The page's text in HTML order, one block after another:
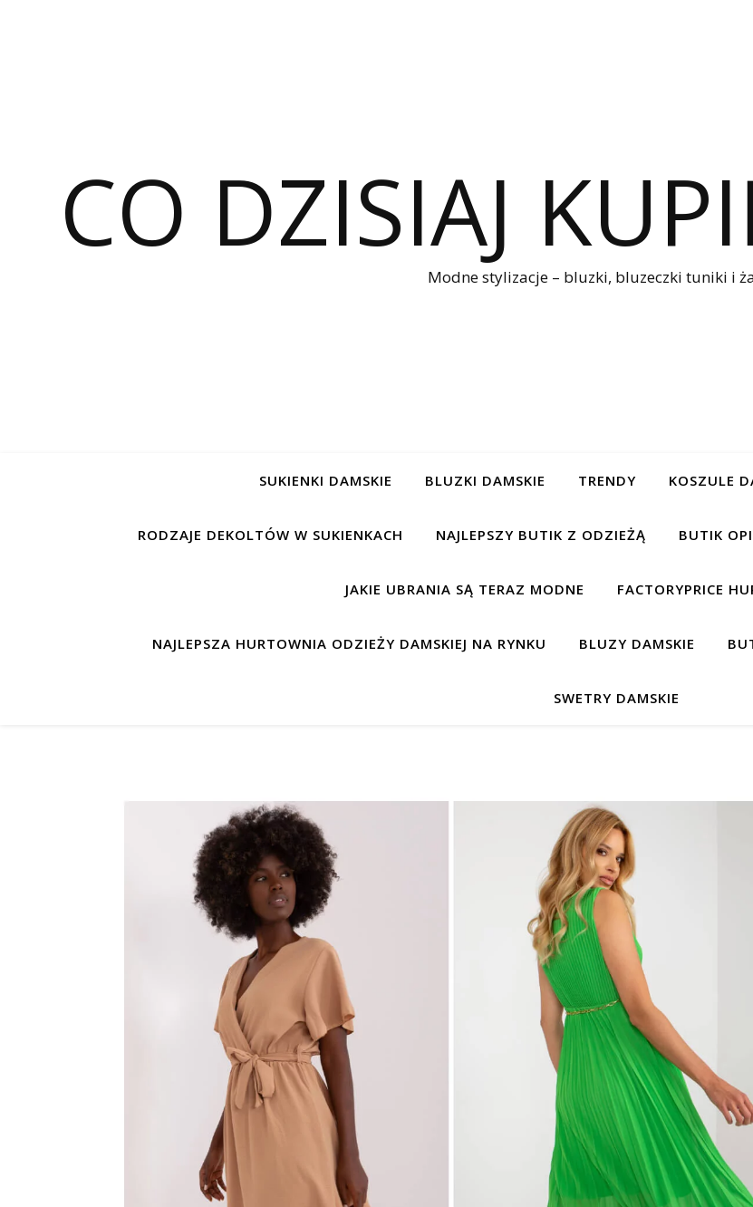
CO DZISIAJ
Modne stylizacje – bluzki, bluzeczki tuniki i
SUKIENKI DAMSKIE BLUZKI DAMSKIE TRENDY KOSZULE
RODZAJE DEKOLTÓW W SUKIENKACH NAJLEPSZY BUTIK Z ODZIEŻĄ BUTIK
JAKIE UBRANIA SĄ TERAZ MODNE FACTORYPRICE
NAJLEPSZA HURTOWNIA ODZIEŻY DAMSKIEJ NA RYNKU BLUZY DAMSKIE
SWETRY DAMSKIE